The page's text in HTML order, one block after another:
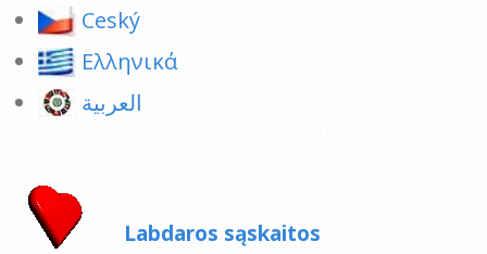
Ceský
Ελληνικά
العربية
Labdaros sąskaitos